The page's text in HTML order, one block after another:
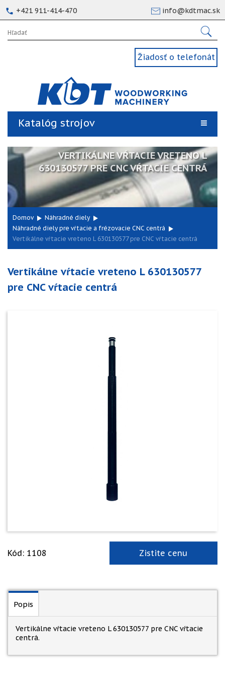
+421 911-414-470 info@kdtmac.sk
Žiadosť o telefonát
Katalóg strojov
VERTIKÁLNE VŔTACIE VRETENO L
630130577 PRE CNC VŔTACIE CENTRÁ
Domov
Náhradné diely
Náhradné diely pre vŕtacie a frézovacie CNC centrá
Vertikálne vŕtacie vreteno L 630130577 pre CNC vŕtacie centrá
Vertikálne vŕtacie vreteno L 630130577
pre CNC vŕtacie centrá
Kód: 1108 Zistite cenu
Popis
Vertikálne vŕtacie vreteno L 630130577 pre CNC vŕtacie
centrá.